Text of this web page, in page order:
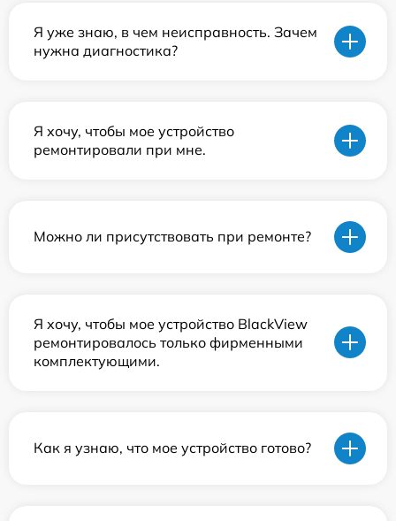
Я уже знаю, в чем неисправность. Зачем
нужна диагностика?
Я хочу, чтобы мое устройство
ремонтировали при мне.
Можно ли присутствовать при ремонте?
Я хочу, чтобы мое устройство BlackView
ремонтировалось только фирменными
комплектующими.
Как я узнаю, что мое устройство готово?